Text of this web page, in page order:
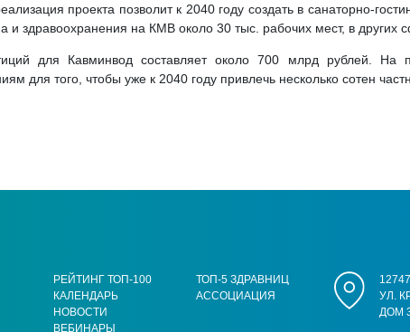
проекта позволит к 2040 году создать в санаторно-
и здравоохранения на КМВ около 30 тыс. рабочих мест, в
для Кавминвод составляет около 700 млрд рублей. На
для того, чтобы уже к 2040 году привлечь несколько сотен
РЕЙТИНГ ТОП-100
КАЛЕНДАРЬ
НОВОСТИ
ВЕБИНАРЫ
ТОП-5 ЗДРАВНИЦ
АССОЦИАЦИЯ
УЛ.
ДОМ